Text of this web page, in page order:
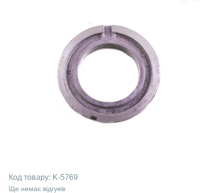
Код товару: K-5769
Ще немає відгуків